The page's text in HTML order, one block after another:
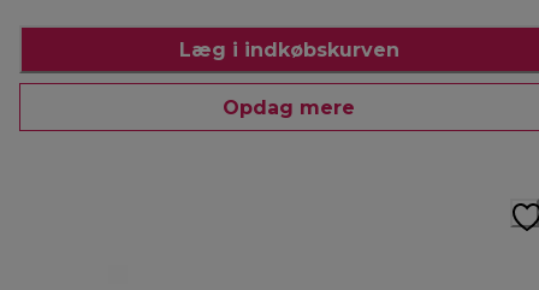
Læg i indkøbskurven
Opdag mere